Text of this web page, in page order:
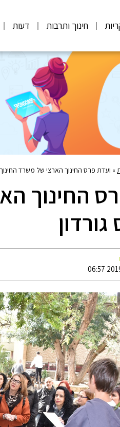
חינוך ותרבות דעות
» ועדת פרס החינוך הארצי של משרד החינוך
החינוך